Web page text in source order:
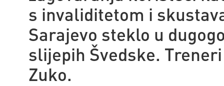
s invaliditetom i
Sarajevo steklo u
slijepih Švedske.
Zuko.